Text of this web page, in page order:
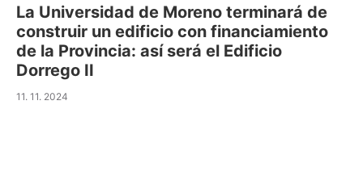
La Universidad de Moreno terminará de
construir un edificio con financiamiento
de la Provincia: así será el Edificio
Dorrego II
11. 11. 2024